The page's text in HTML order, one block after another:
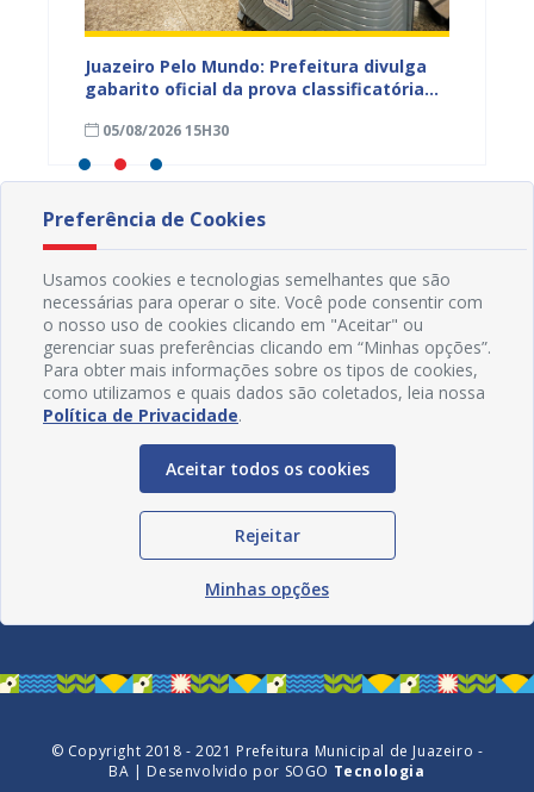
Juazeiro Pelo Mundo: Prefeitura divulga
gabarito oficial da prova classificatória
05/08/2026 15H30
Redes Sociais
© Copyright 2018 - 2021 Prefeitura Municipal de Juazeiro -
BA | Desenvolvido por SOGO Tecnologia
Preferência de Cookies
Usamos cookies e tecnologias semelhantes que são
necessárias para operar o site. Você pode consentir com
o nosso uso de cookies clicando em "Aceitar" ou
gerenciar suas preferências clicando em “Minhas opções”.
Para obter mais informações sobre os tipos de cookies,
como utilizamos e quais dados são coletados, leia nossa
Política de Privacidade.
Aceitar todos os cookies
Rejeitar
Minhas opções